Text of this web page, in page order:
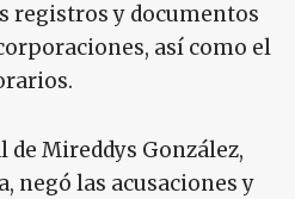
registros y documentos
así como el
Mireddys González,
negó las acusaciones y